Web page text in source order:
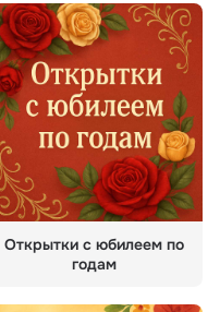
Открытки с юбилеем по
годам